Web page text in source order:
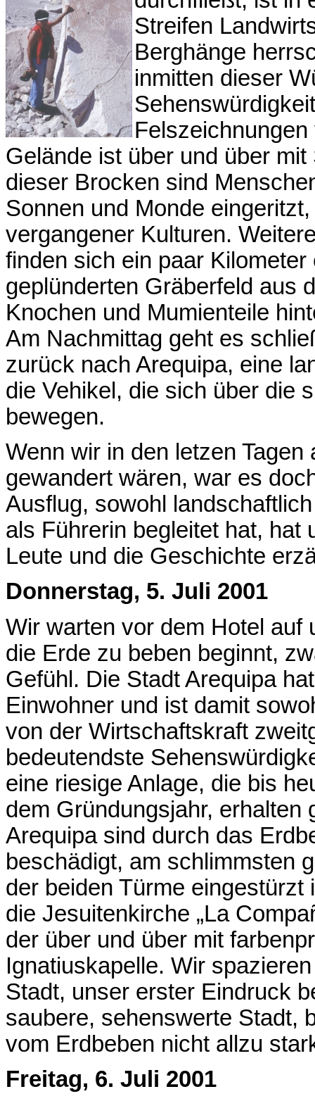
Streifen
Berghänge
inmitten dieser
Gelände ist über und über
dieser Brocken sind
Sonnen und Monde
vergangener Kulturen.
finden sich ein paar
geplünderten Gräberfeld aus
Knochen und Mumienteile
Am Nachmittag geht es
zurück nach Arequipa, eine
die Vehikel, die sich über die
bewegen.
Wenn wir in den letzen
gewandert wären, war es
Ausflug, sowohl
als Führerin begleitet hat, hat
Leute und die Geschichte
Donnerstag, 5. Juli 2001
Wir warten vor dem Hotel auf
die Erde zu beben beginnt,
Gefühl. Die Stadt Arequipa
Einwohner und ist damit
von der Wirtschaftskraft
bedeutendste
eine riesige Anlage, die bis
dem Gründungsjahr, erhalten
Arequipa sind durch das
beschädigt, am schlimmsten
der beiden Türme
die Jesuitenkirche „La
der über und über mit
Ignatiuskapelle. Wir
Stadt, unser erster Eindruck
saubere, sehenswerte Stadt,
vom Erdbeben nicht allzu
Freitag, 6. Juli 2001